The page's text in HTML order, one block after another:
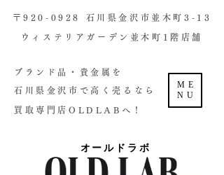
ME
NU
​〒920-0928 石川県金沢市並木町3-13
ウィステリアガーデン並木町1階店舗​
ブランド品・貴金属を
石川県金沢市で高く売るなら
買取専門店OLDLABへ！
オールドラボ